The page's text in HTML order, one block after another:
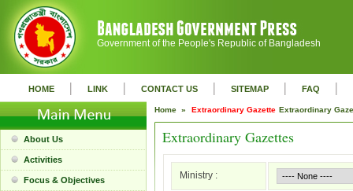
Government of the People's Republic of Bangladesh
HOME | LINK | CONTACT US | SITEMAP | FAQ |
About Us
Activities
Focus & Objectives
Home » Extraordinary Gazette Extraordinary
Extraordinary Gazettes
Ministry :